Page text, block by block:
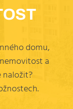
domu,
a
naložit?